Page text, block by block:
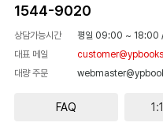
1544-9020
상담가능시간 평일 09:00 ~ 18:00
대표 메일
대량 주문
FAQ